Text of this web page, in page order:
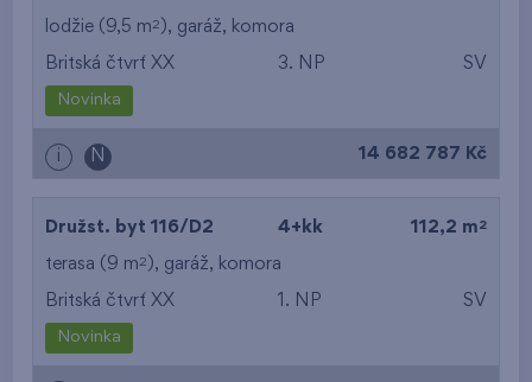
lodžie (9,5 m2 ), garáž, komora
Britská čtvrť XX 3. NP SV
Novinka
i N 14 682 787 Kč
Družst. byt 116/D2 4+kk 112,2 m 2
terasa (9 m2 ), garáž, komora
Britská čtvrť XX 1. NP SV
Novinka